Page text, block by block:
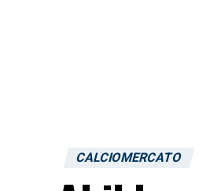
CALCIOMERCATO